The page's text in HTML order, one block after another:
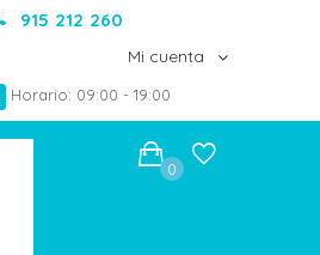
915 212 260
Mi cuenta
Horario: 09:00 - 19:00
0